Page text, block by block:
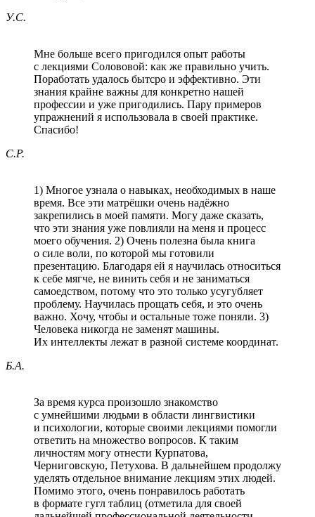
У.С.
Мне больше всего пригодился опыт работы
с лекциями Солововой: как же правильно учить.
Поработать удалось бытсро и эффективно. Эти
знания крайне важны для конкретно нашей
профессии и уже пригодились. Пару примеров
упражнений я использовала в своей практике.
Спасибо!
С.Р.
1) Многое узнала о навыках, необходимых в наше
время. Все эти матрёшки очень надёжно
закрепились в моей памяти. Могу даже сказать,
что эти знания уже повлияли на меня и процесс
моего обучения. 2) Очень полезна была книга
о силе воли, по которой мы готовили
презентацию. Благодаря ей я научилась относиться
к себе мягче, не винить себя и не заниматься
самоедством, потому что это только усугубляет
проблему. Научилась прощать себя, и это очень
важно. Хочу, чтобы и остальные тоже поняли. 3)
Человека никогда не заменят машины.
Их интеллекты лежат в разной системе координат.
Б.А.
За время курса произошло знакомство
с умнейшими людьми в области лингвистики
и психологии, которые своими лекциями помогли
ответить на множество вопросов. К таким
личностям могу отнести Курпатова,
Черниговскую, Петухова. В дальнейшем продолжу
уделять отдельное внимание лекциям этих людей.
Помимо этого, очень понравилось работать
в формате гугл таблиц (отметила для своей